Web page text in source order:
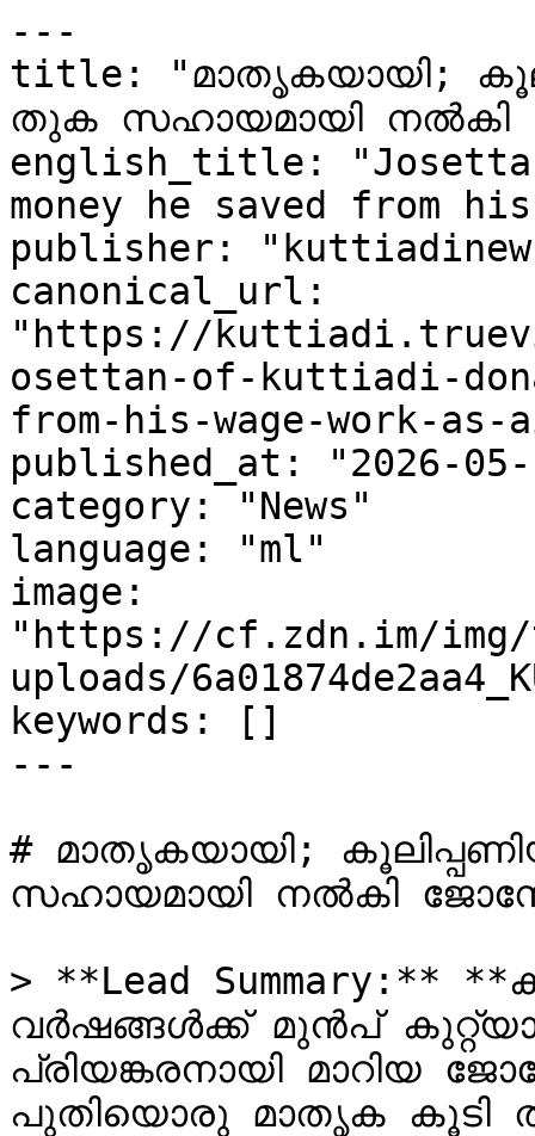
---
title: "മാതൃകയായി;
തുക സഹായമായി നൽകി
english_title:
money he saved from
publisher:
canonical_url:
"https://
osettan-of-kuttiadi-
from-his-wage-work-as-
published_at: "2026-05-
category: "News"
language: "ml"
image:
"https://cf.zdn.im/img/
uploads/
keywords: []
---
# മാതൃകയായി;
സഹായമായി നൽകി
> **Lead Summary:**
വർഷങ്ങൾക്ക് മുൻപ്
പ്രിയങ്കരനായി മാറിയ
പുതിയൊരു മാതൃക കൂടി